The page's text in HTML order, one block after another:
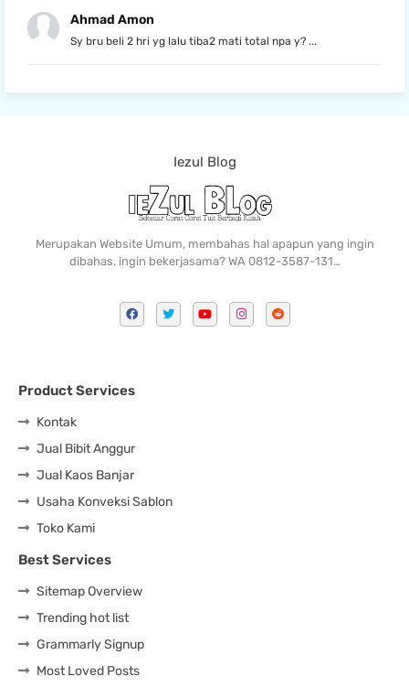
Ahmad Amon
Sy bru beli 2 hri yg lalu tiba2 mati total npa y? ...
Iezul Blog
Merupakan Website Umum, membahas hal apapun yang ingin
dibahas, ingin bekerjasama? WA 0812-3587-131…
Product Services
Kontak
Jual Bibit Anggur
Jual Kaos Banjar
Usaha Konveksi Sablon
Toko Kami
Best Services
Sitemap Overview
Trending hot list
Grammarly Signup
Most Loved Posts